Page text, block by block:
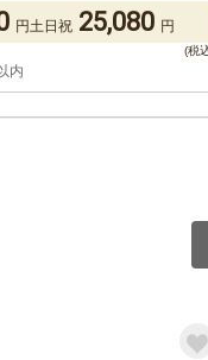
円土日祝 25,080 円
内